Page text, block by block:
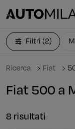
Ricerca Fiat
Fiat 500 a
Filtri (2)
8 risultati